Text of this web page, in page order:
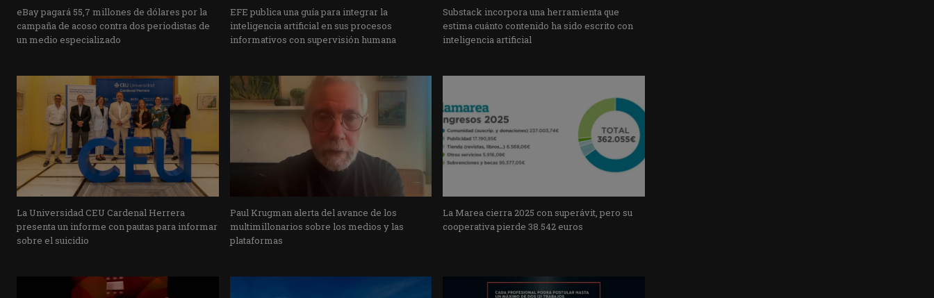
eBay pagará 55,7 millones de dólares por la
campaña de acoso contra dos periodistas de
un medio especializado
EFE publica una guía para integrar la
inteligencia artificial en sus procesos
informativos con supervisión humana
Substack incorpora una herramienta que
estima cuánto contenido ha sido escrito con
inteligencia artificial
La Universidad CEU Cardenal Herrera
presenta un informe con pautas para informar
sobre el suicidio
Paul Krugman alerta del avance de los
multimillonarios sobre los medios y las
plataformas
La Marea cierra 2025 con superávit, pero su
cooperativa pierde 38.542 euros